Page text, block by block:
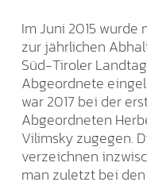
Im Juni 2015
zur jährlichen
Süd-Tiroler
Abgeordnete
war 2017 bei der
Abgeordneten
Vilimsky zugegen.
verzeichnen
man zuletzt bei